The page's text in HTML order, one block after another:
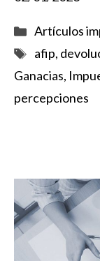
Categorías
Artículos
Etiquetas
afip,
Ganacias,
percepciones